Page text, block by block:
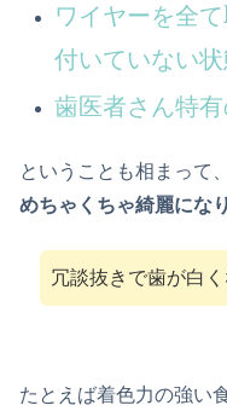
ワイヤーを全
付いていない
歯医者さん特
ということも相まって、
めちゃくちゃ綺麗にな
冗談抜きで歯が白
たとえば着色力の強い